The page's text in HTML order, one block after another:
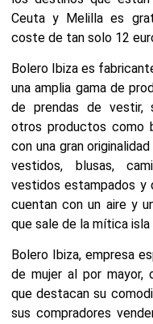
Ceuta y Melilla es
coste de tan solo 12
Bolero Ibiza es
una amplia gama de
de prendas de vestir,
otros productos como
con una gran
vestidos, blusas,
vestidos estampados y
cuentan con un aire y
que sale de la mítica isla
Bolero Ibiza, empresa
de mujer al por mayor,
que destacan su
sus compradores